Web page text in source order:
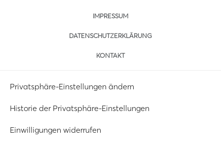
IMPRESSUM
DATENSCHUTZERKLÄRUNG
KONTAKT
Privatsphäre-Einstellungen ändern
Historie der Privatsphäre-Einstellungen
Einwilligungen widerrufen